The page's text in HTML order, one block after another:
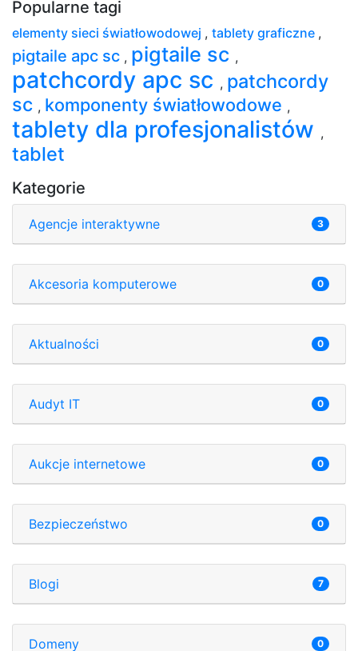
Popularne tagi
elementy sieci światłowodowej , tablety graficzne ,
pigtaile apc sc , pigtaile sc ,
patchcordy apc sc , patchcordy
sc , komponenty światłowodowe ,
tablety dla profesjonalistów ,
tablet
Kategorie
Agencje interaktywne 3
Akcesoria komputerowe 0
Aktualności 0
Audyt IT 0
Aukcje internetowe 0
Bezpieczeństwo 0
Blogi 7
Domeny 0